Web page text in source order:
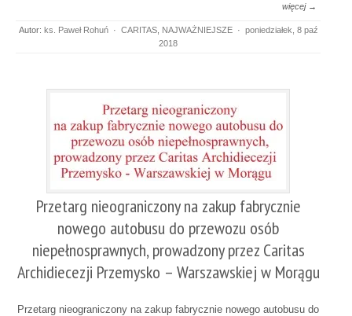
więcej →
Autor: ks. Paweł Rohuń · CARITAS, NAJWAŻNIEJSZE · poniedziałek, 8 paź
2018
Przetarg nieograniczony na zakup fabrycznie
nowego autobusu do przewozu osób
niepełnosprawnych, prowadzony przez Caritas
Archidiecezji Przemysko – Warszawskiej w Morągu
Przetarg nieograniczony na zakup fabrycznie nowego autobusu do